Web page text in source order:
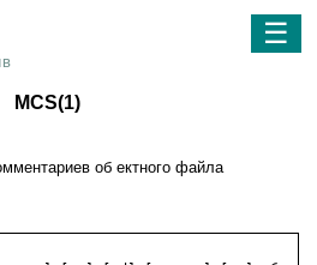
☰
MCS(1)
об ектного файла